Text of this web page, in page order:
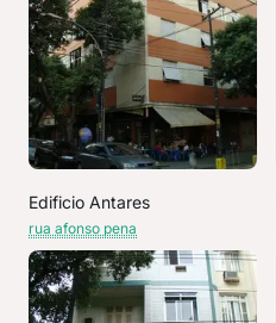
Edificio Antares
rua afonso pena